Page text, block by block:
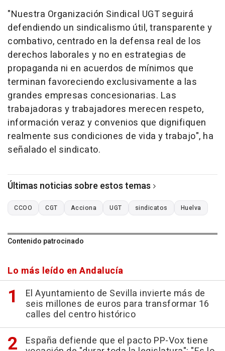
"Nuestra Organización Sindical UGT seguirá
defendiendo un sindicalismo útil, transparente y
combativo, centrado en la defensa real de los
derechos laborales y no en estrategias de
propaganda ni en acuerdos de mínimos que
terminan favoreciendo exclusivamente a las
grandes empresas concesionarias. Las
trabajadoras y trabajadores merecen respeto,
información veraz y convenios que dignifiquen
realmente sus condiciones de vida y trabajo", ha
señalado el sindicato.
Últimas noticias sobre estos temas
CCOO CGT Acciona UGT sindicatos Huelva
Contenido patrocinado
Lo más leído en Andalucía
El Ayuntamiento de Sevilla invierte más de
seis millones de euros para transformar 16
calles del centro histórico
España defiende que el pacto PP-Vox tiene